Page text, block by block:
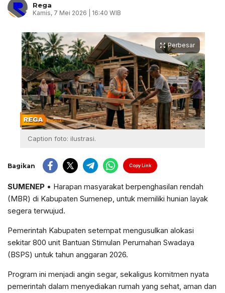
Rega
Kamis, 7 Mei 2026 | 16:40 WIB
Perbesar
Caption foto: ilustrasi.
Bagikan Copy Link
SUMENEP • Harapan masyarakat berpenghasilan rendah
(MBR) di Kabupaten Sumenep, untuk memiliki hunian layak
segera terwujud.
Pemerintah Kabupaten setempat mengusulkan alokasi
sekitar 800 unit Bantuan Stimulan Perumahan Swadaya
(BSPS) untuk tahun anggaran 2026.
Program ini menjadi angin segar, sekaligus komitmen nyata
pemerintah dalam menyediakan rumah yang sehat, aman dan